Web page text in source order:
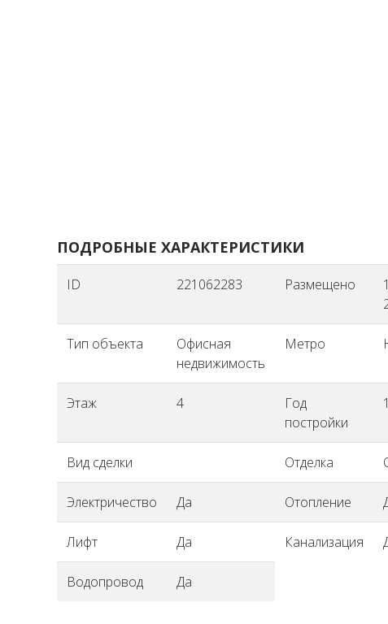
ПОДРОБНЫЕ ХАРАКТЕРИСТИКИ
ID 221062283 Размещено
Тип объекта
Офисная
недвижимость
Метро
Этаж 4
Год
постройки
Вид сделки Отделка
Электричество Да Отопление
Лифт Да Канализация
Водопровод Да